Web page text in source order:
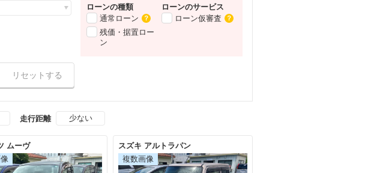
ローンの種類
通常ローン
？
残価・据置ロー
ン
ローンのサービス
ローン仮審査
？
走行距離 少ない
ムーヴ スズキ アルトラパン